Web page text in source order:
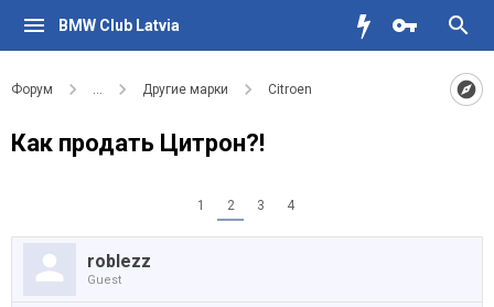
BMW Club Latvia
Форум ... Другие марки Citroen
Как продать Цитрон?!
1 2 3 4
roblezz
Guest